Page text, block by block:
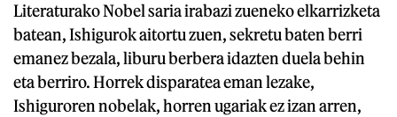
Literaturako Nobel saria irabazi zueneko elkarrizketa
batean, Ishigurok aitortu zuen, sekretu baten berri
emanez bezala, liburu berbera idazten duela behin
eta berriro. Horrek disparatea eman lezake,
Ishiguroren nobelak, horren ugariak ez izan arren,